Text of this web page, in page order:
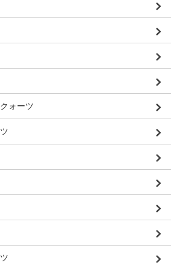
ォーツ